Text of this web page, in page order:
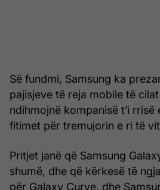
Së fundmi, Samsung ka
pajisjeve të reja mobile të
ndihmojnë kompanisë t’i rrisë
fitimet për tremujorin e ri të
Pritjet janë që Samsung
shumë, dhe që kërkesë të
për Galaxy Curve, dhe